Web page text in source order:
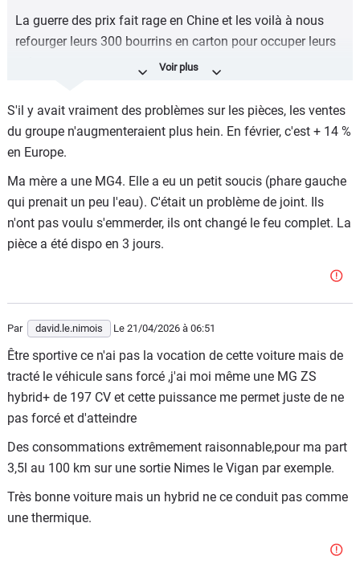
La guerre des prix fait rage en Chine et les voilà à nous
refourger leurs 300 bourrins en carton pour occuper leurs
S'il y avait vraiment des problèmes sur les pièces, les ventes
du groupe n'augmenteraient plus hein. En février, c'est + 14 %
en Europe.
Ma mère a une MG4. Elle a eu un petit soucis (phare gauche
qui prenait un peu l'eau). C'était un problème de joint. Ils
n'ont pas voulu s'emmerder, ils ont changé le feu complet. La
pièce a été dispo en 3 jours.
Par david.le.nimois Le 21/04/2026 à 06:51
Être sportive ce n'ai pas la vocation de cette voiture mais de
tracté le véhicule sans forcé ,j'ai moi même une MG ZS
hybrid+ de 197 CV et cette puissance me permet juste de ne
pas forcé et d'atteindre
Des consommations extrêmement raisonnable,pour ma part
3,5l au 100 km sur une sortie Nimes le Vigan par exemple.
Très bonne voiture mais un hybrid ne ce conduit pas comme
une thermique.